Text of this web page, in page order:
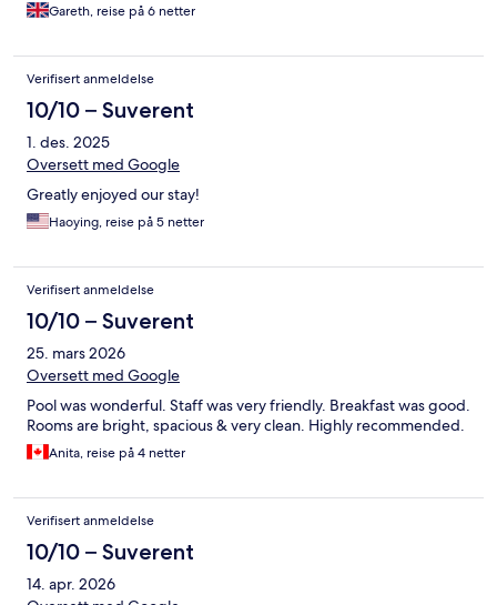
Gareth, reise på 6 netter
Verifisert anmeldelse
10/10 – Suverent
1. des. 2025
Oversett med Google
Greatly enjoyed our stay!
Haoying, reise på 5 netter
Verifisert anmeldelse
10/10 – Suverent
25. mars 2026
Oversett med Google
Pool was wonderful. Staff was very friendly. Breakfast was good.
Rooms are bright, spacious & very clean. Highly recommended.
Anita, reise på 4 netter
Verifisert anmeldelse
10/10 – Suverent
14. apr. 2026